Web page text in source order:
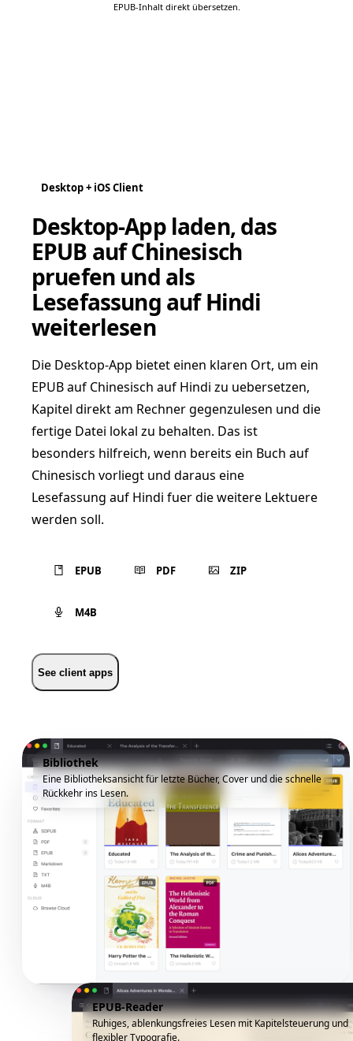
EPUB-Inhalt direkt übersetzen.
Desktop + iOS Client
Desktop-App laden, das
EPUB auf Chinesisch
pruefen und als
Lesefassung auf Hindi
weiterlesen
Die Desktop-App bietet einen klaren Ort, um ein
EPUB auf Chinesisch auf Hindi zu uebersetzen,
Kapitel direkt am Rechner gegenzulesen und die
fertige Datei lokal zu behalten. Das ist
besonders hilfreich, wenn bereits ein Buch auf
Chinesisch vorliegt und daraus eine
Lesefassung auf Hindi fuer die weitere Lektuere
werden soll.
EPUB PDF ZIP
M4B
See client apps
Bibliothek
Eine Bibliotheksansicht für letzte Bücher, Cover und die schnelle
Rückkehr ins Lesen.
EPUB-Reader
Ruhiges, ablenkungsfreies Lesen mit Kapitelsteuerung und
flexibler Typografie.